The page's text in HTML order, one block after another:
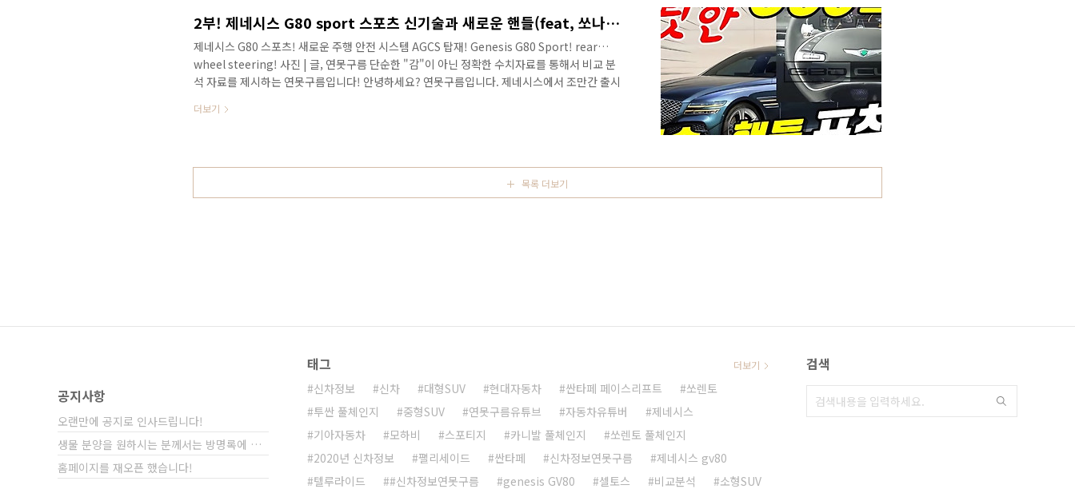
2부! 제네시스 G80 sport 스포츠 신기술과 새로운 핸들(feat, 쏘나타 N라인) Genesis GV80 New technology AGCS! new steering design
제네시스 G80 스포츠! 새로운 주행 안전 시스템 AGCS 탑재! Genesis G80 Sport! rear
wheel steering! 사진 | 글, 연못구름 단순한 "감"이 아닌 정확한 수치자료를 통해서 비교 분
석 자료를 제시하는 연못구름입니다! 안녕하세요? 연못구름입니다. 제네시스에서 조만간 출시
AGSC 가 G80 스포츠에 차별성으로 제공된다고 알려드렸습니다. 기억하실 것 같은데, 처음 보
인데, 새로운 신기술을 쉽게 이해시..
더보기
목록 더보기
공지사항
오랜만에 공지로 인사드립니다!
생물 분양을 원하시는 분께서는 방명록에 비밀글⋯
홈페이지를 재오픈 했습니다!
태그
신차정보 신차 대형SUV 현대자동차 싼타페 페이스리프트
쏘렌토
투싼 풀체인지
중형SUV 연못구름유튜브 자동차유튜버
제네시스
기아자동차
모하비 스포티지 카니발 풀체인지
쏘렌토 풀체인지
2020년 신차정보
팰리세이드 싼타페 신차정보연못구름
제네시스 gv80
텔루라이드
#신차정보연못구름 genesis GV80 셀토스 비교분석 소형SUV
더보기 검색